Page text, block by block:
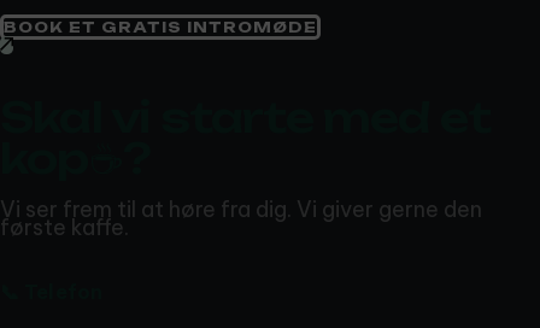
BOOK ET GRATIS INTROMØDE
Vi ser frem til at høre fra dig. Vi giver gerne den
første kaffe.